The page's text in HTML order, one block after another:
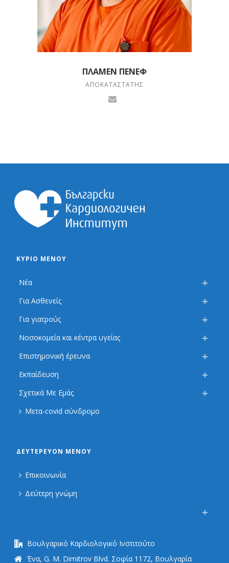
ΠΛΆΜΕΝ ΠΈΝΕΦ
ΑΠΟΚΑΤΑΣΤΆΤΗΣ
ΚΎΡΙΟ ΜΕΝΟΎ
Νέα
Για Ασθενείς
Για γιατρούς
Νοσοκομεία και κέντρα υγείας
Επιστημονική έρευνα
Εκπαίδευση
Σχετικά Με Εμάς
Μετα-covid σύνδρομο
ΔΕΥΤΕΡΕΎΟΝ ΜΕΝΟΎ
Επικοινωνία
Δεύτερη γνώμη
Βουλγαρικό Καρδιολογικό Ινστιτούτο
Ένα, G. M. Dimitrov Blvd. Σοφία 1172, Βουλγαρία